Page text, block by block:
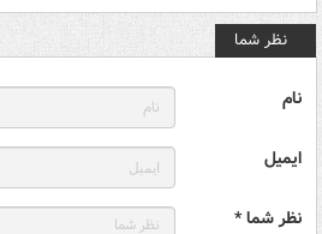
نظر شما
نام
ایمیل
نظر شما *